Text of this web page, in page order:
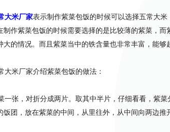
大米厂家表示制作紫菜包饭的时候可以选择五常大
制作紫菜包饭的时候需要选择的是比较薄的紫菜，
大的情况。而且紫菜当中的铁含量也非常丰富，能
米厂家介绍紫菜包饭的做法：
张，对折分成两片。取其中半片，仔细看看，紫
饭团，放在紫菜的中间，从里往外，从中间向两边推